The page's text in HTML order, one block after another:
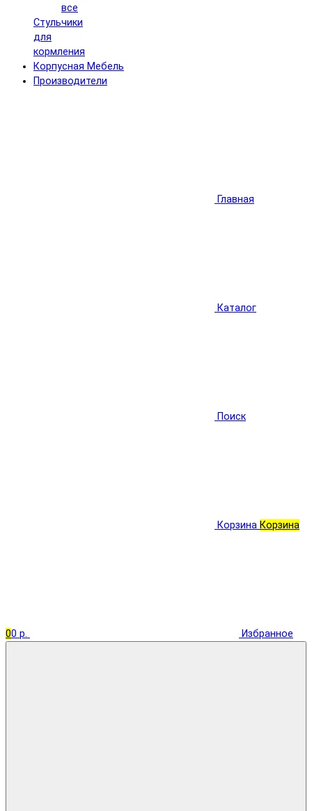
все
Стульчики
для
кормления
Корпусная Мебель
Производители
Главная
Каталог
Поиск
Корзина Корзина
00 р. Избранное